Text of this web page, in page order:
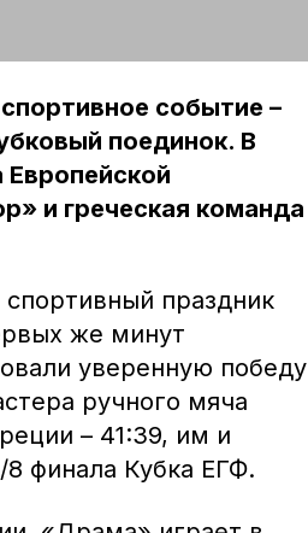
событие –
поединок. В
Европейской
и греческая команда
праздник
же минут
уверенную победу
ручного мяча
– 41:39, им и
8 финала Кубка ЕГФ.